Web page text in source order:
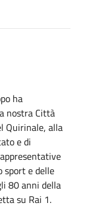
ha
nostra Città
Quirinale, alla
e di
sport e delle
80 anni della
su Rai 1.